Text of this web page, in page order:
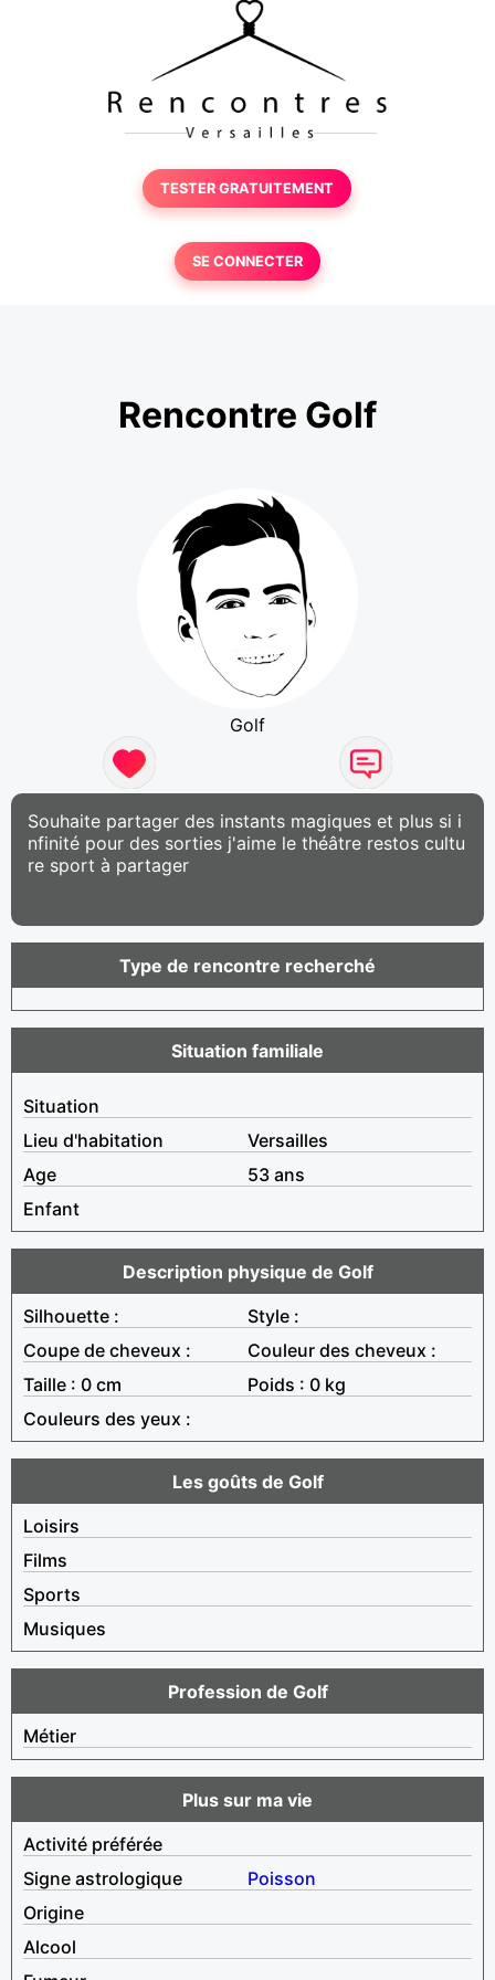
TESTER GRATUITEMENT
SE CONNECTER
Rencontre Golf
Golf
Souhaite partager des instants magiques et plus si i
nfinité pour des sorties j'aime le théâtre restos cultu
re sport à partager
Type de rencontre recherché
Situation familiale
Situation
Lieu d'habitation
Versailles
Age
53 ans
Enfant
Description physique de Golf
Silhouette :
Style :
Coupe de cheveux :
Couleur des cheveux :
Taille : 0 cm
Poids : 0 kg
Couleurs des yeux :
Les goûts de Golf
Loisirs
Films
Sports
Musiques
Profession de Golf
Métier
Plus sur ma vie
Activité préférée
Signe astrologique
Poisson
Origine
Alcool